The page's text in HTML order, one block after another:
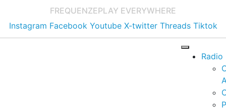
FREQUENZEPLAY EVERYWHERE
Instagram Facebook Youtube X-twitter Threads Tiktok
Radio